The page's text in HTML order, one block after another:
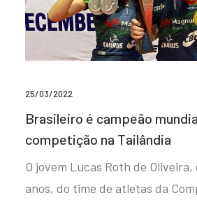
25/03/2022
Brasileiro é campeão
competição na Tailândia
O jovem Lucas Roth de Oliveira,
anos, do time de atletas da